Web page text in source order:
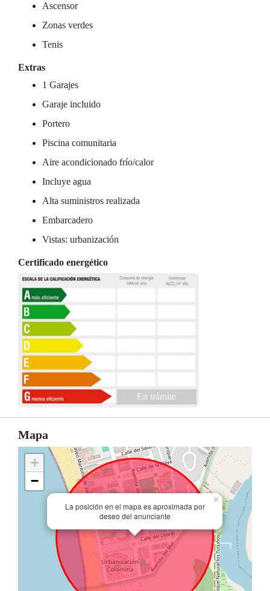
Ascensor
Zonas verdes
Tenis
Extras
1 Garajes
Garaje incluido
Portero
Piscina comunitaria
Aire acondicionado frío/calor
Incluye agua
Alta suministros realizada
Embarcadero
Vistas: urbanización
Certificado energético
En trámite
Mapa
La posición en el mapa es aproximada por
deseo del anunciante
×
+
−